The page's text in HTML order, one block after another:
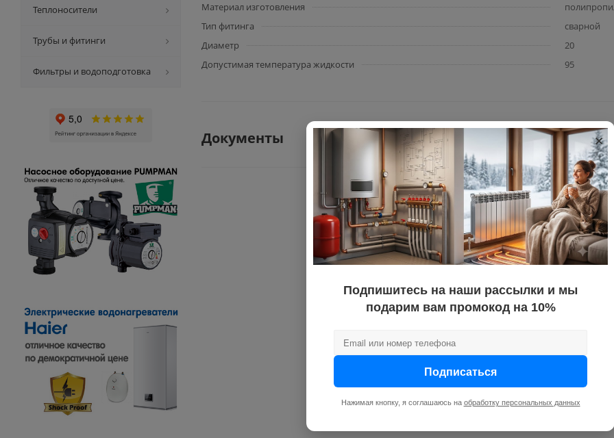
Материал изготовления
Тип фитинга
сварной
Диаметр
20
Допустимая температура жидкости
95
Документы
Теплоносители
Трубы и фитинги
Фильтры и водоподготовка
×
Подпишитесь на наши рассылки и мы
подарим вам промокод на 10%
Подписаться
Нажимая кнопку, я соглашаюсь на обработку персональных данных